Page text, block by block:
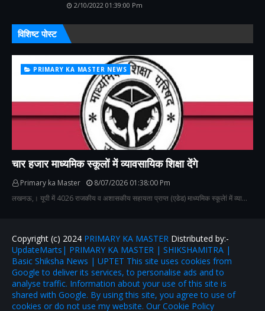
2/10/2022 01:39:00 Pm
विशिष्ट पोस्ट
PRIMARY KA MASTER NEWS
चार हजार माध्यमिक स्कूलों में व्यावसायिक शिक्षा देंगे
Primary ka Master
8/07/2026 01:38:00 Pm
लखनऊ,। यूपी में 4026 राजकीय व अशासकीय सहायता प्राप्त (एडेड) माध्यमिक स्कूलेां में व्या…
Copyright (c) 2024 PRIMARY KA MASTER Distributed by:-
UpdateMarts| PRIMARY KA MASTER | SHIKSHAMITRA |
Basic Shiksha News | UPTET This site uses cookies from
Google to deliver its services, to personalise ads and to
analyse traffic. Information about your use of this site is
shared with Google. By using this site, you agree to use of
cookies or do not use my website. Our Cookie Policy